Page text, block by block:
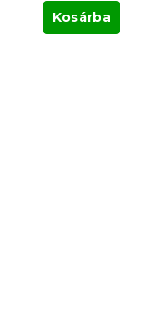
Kosárba